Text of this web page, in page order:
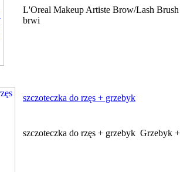
L'Oreal Makeup Artiste Brow/Lash
brwi
szczoteczka do rzęs + grzebyk
szczoteczka do rzęs + grzebyk Grzebyk